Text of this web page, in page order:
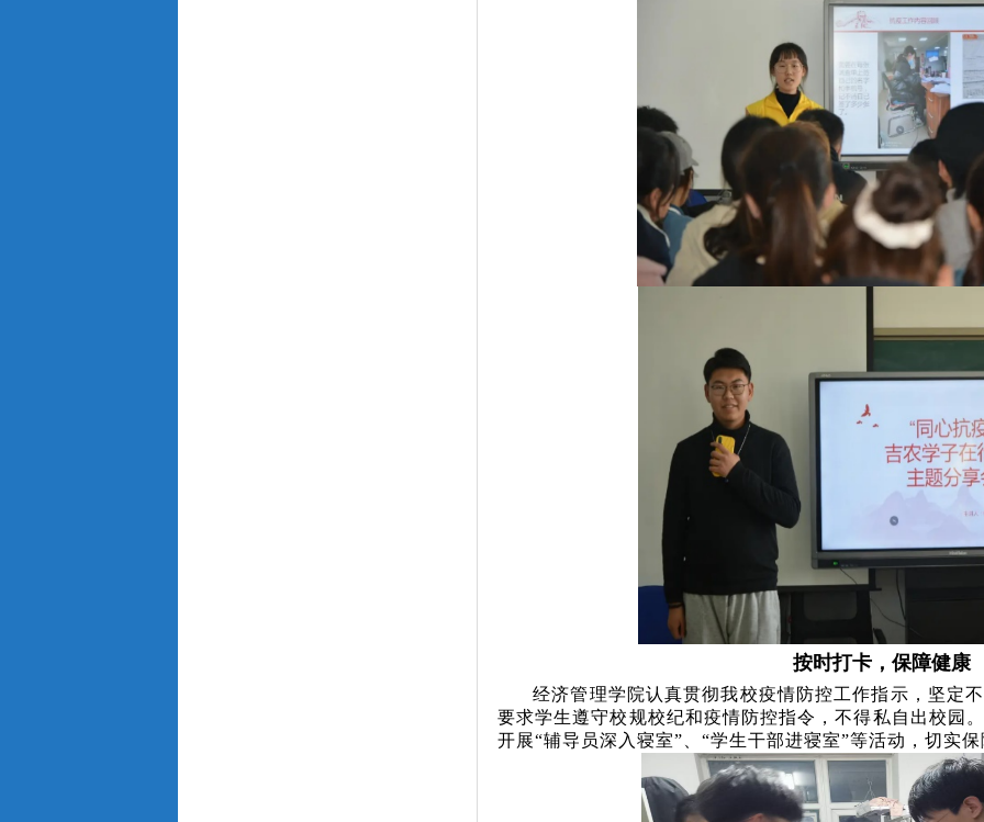
按时打卡，保障健康
经济管理学院认真贯彻我校疫情防控工作指示，坚定
要求学生遵守校规校纪和疫情防控指令，不得私自出校园
开展“辅导员深入寝室”、“学生干部进寝室”等活动，切实